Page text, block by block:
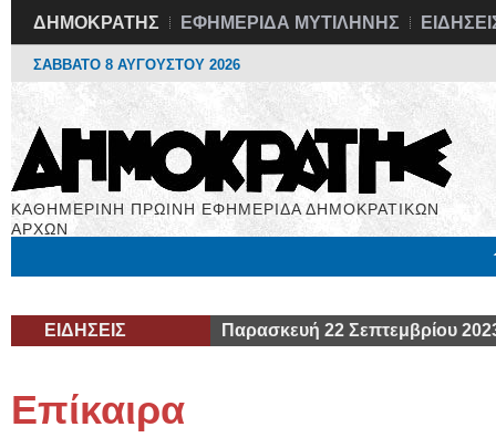
ΔΗΜΟΚΡΑΤΗΣ ΕΦΗΜΕΡΙΔΑ ΜΥΤΙΛΗΝΗΣ
ΣΑΒΒΑΤΟ 8 ΑΥΓΟΥΣΤΟΥ 2026
ΚΑΘΗΜΕΡΙΝΗ ΠΡΩΙΝΗ ΕΦΗΜΕΡΙΔΑ ΔΗΜΟΚΡΑΤΙΚΩΝ
ΑΡΧΩΝ
ΕΙΔΗΣΕΙΣ Παρασκευή 22 Σεπτεμβρίου
Επίκαιρα